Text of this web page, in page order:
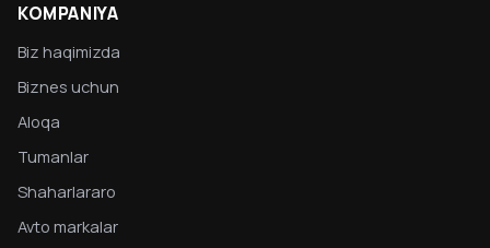
KOMPANIYA
Biz haqimizda
Biznes uchun
Aloqa
Tumanlar
Shaharlararo
Avto markalar